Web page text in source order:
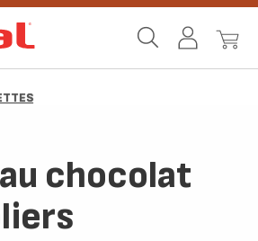
MonMon
chocolat